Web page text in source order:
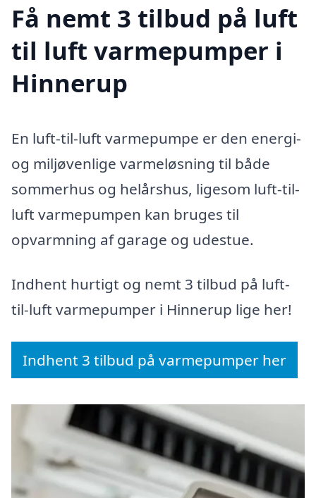
Få nemt 3 tilbud på luft
til luft varmepumper i
Hinnerup
En luft-til-luft varmepumpe er den energi-
og miljøvenlige varmeløsning til både
sommerhus og helårshus, ligesom luft-til-
luft varmepumpen kan bruges til
opvarmning af garage og udestue.
Indhent hurtigt og nemt 3 tilbud på luft-
til-luft varmepumper i Hinnerup lige her!
Indhent 3 tilbud på varmepumper her